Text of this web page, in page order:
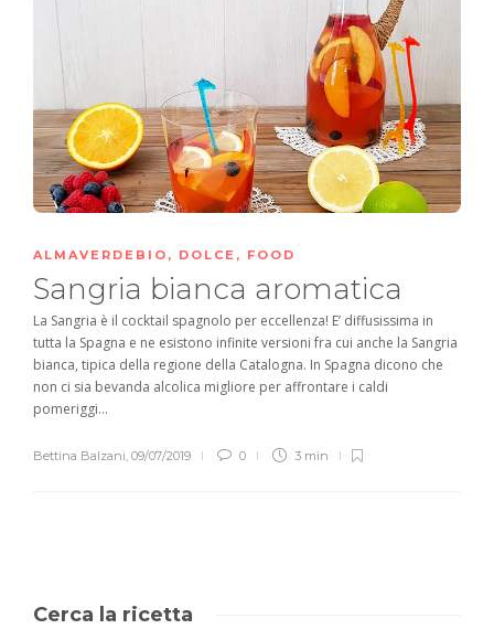
ALMAVERDEBIO , DOLCE , FOOD
Sangria bianca aromatica
La Sangria è il cocktail spagnolo per eccellenza! E’ diffusissima in
tutta la Spagna e ne esistono infinite versioni fra cui anche la Sangria
bianca, tipica della regione della Catalogna. In Spagna dicono che
non ci sia bevanda alcolica migliore per affrontare i caldi
pomeriggi...
Bettina Balzani, 09/07/2019 0 3 min
Cerca la ricetta